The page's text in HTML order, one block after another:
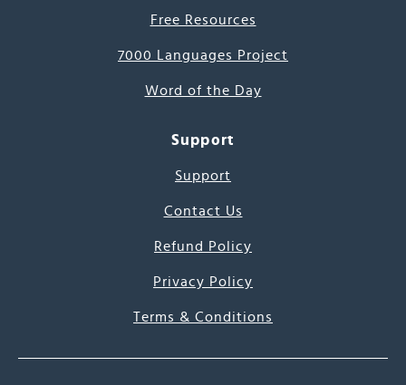
Free Resources
7000 Languages Project
Word of the Day
Support
Support
Contact Us
Refund Policy
Privacy Policy
Terms & Conditions